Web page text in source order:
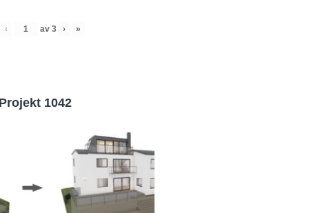
‹ av 3 › »
1042